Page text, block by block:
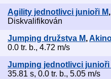
Agility jednotlivci junioři M,
Diskvalifikován
Jumping družstva M,
0.0 tr. b., 4.72 m/s
Jumping jednotlivci junioři
35.81 s, 0.0 tr. b., 5.05 m/s